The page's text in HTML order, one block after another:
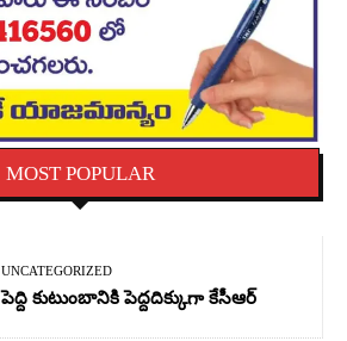
MOST POPULAR
UNCATEGORIZED
పెద్ది కుటుంబానికి పెద్దదిక్కుగా కేసీఆర్